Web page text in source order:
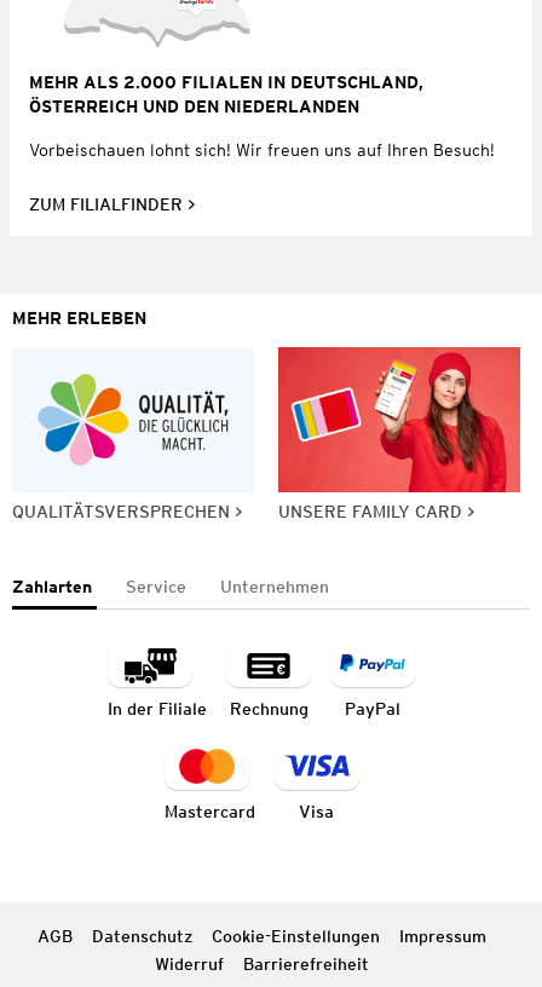
MEHR ALS 2.000 FILIALEN IN DEUTSCHLAND,
ÖSTERREICH UND DEN NIEDERLANDEN
Vorbeischauen lohnt sich! Wir freuen uns auf Ihren Besuch!
ZUM FILIALFINDER
MEHR ERLEBEN
QUALITÄTSVERSPRECHEN UNSERE FAMILY CARD
Zahlarten Service Unternehmen
In der Filiale Rechnung PayPal
Mastercard Visa
AGB Datenschutz Cookie-Einstellungen
Impressum
Widerruf
Barrierefreiheit